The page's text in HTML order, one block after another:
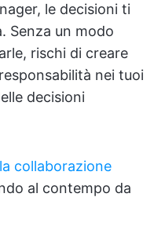
le decisioni ti
Senza un modo
rischi di creare
nei tuoi
decisioni
la collaborazione
al contempo da